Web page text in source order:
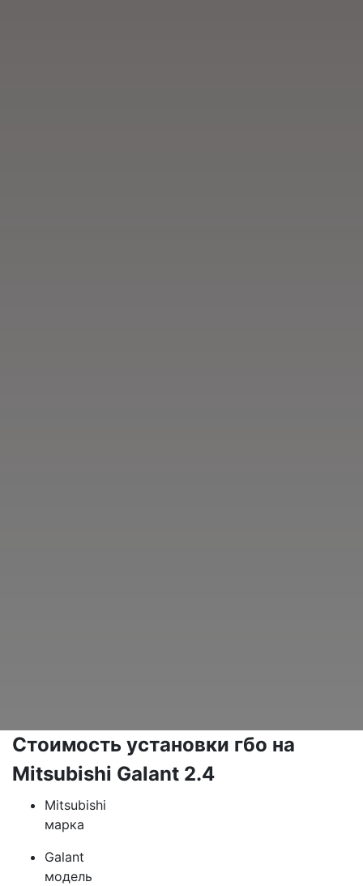
Стоимость установки гбо на
Mitsubishi Galant 2.4
Mitsubishi
марка
Galant
модель